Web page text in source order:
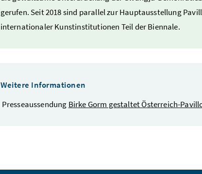
gerufen. Seit 2018 sind parallel zur Hauptausstellung
internationaler Kunstinstitutionen Teil der Biennale.
Weitere Informationen
Presseaussendung Birke Gorm gestaltet Österreich-